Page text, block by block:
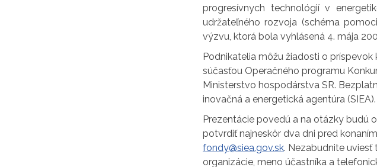
progresívnych technológií v
udržateľného rozvoja (schéma
výzvu, ktorá bola vyhlásená 4. mája
Podnikatelia môžu žiadosti o
súčasťou Operačného programu
Ministerstvo hospodárstva SR.
inovačná a energetická agentúra (SIEA).
Prezentácie povedú a na otázky budú
potvrdiť najneskôr dva dni pred
fondy@siea.gov.sk. Nezabudnite uviesť
organizácie, meno účastníka a